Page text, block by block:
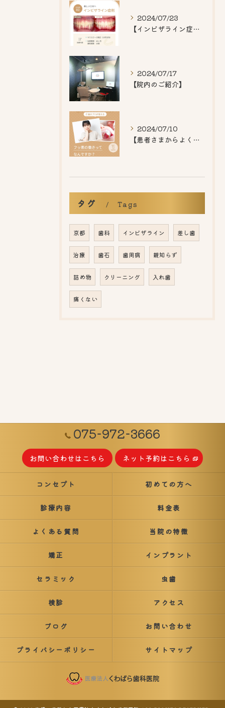
2024/07/23
【インビザライン症例紹介】
2024/07/17
【院内のご紹介】
2024/07/10
【患者さまからよくいただくご質問】
タグ Tags
京都 歯科 インビザライン 差し歯
治療 歯石 歯周病 親知らず
詰め物 クリーニング 入れ歯
痛くない
075-972-3666
お問い合わせはこちら ネット予約はこちら
コンセプト 初めての方へ
診療内容 料金表
よくある質問 当院の特徴
矯正 インプラント
セラミック 虫歯
検診 アクセス
ブログ お問い合わせ
プライバシーポリシー サイトマップ